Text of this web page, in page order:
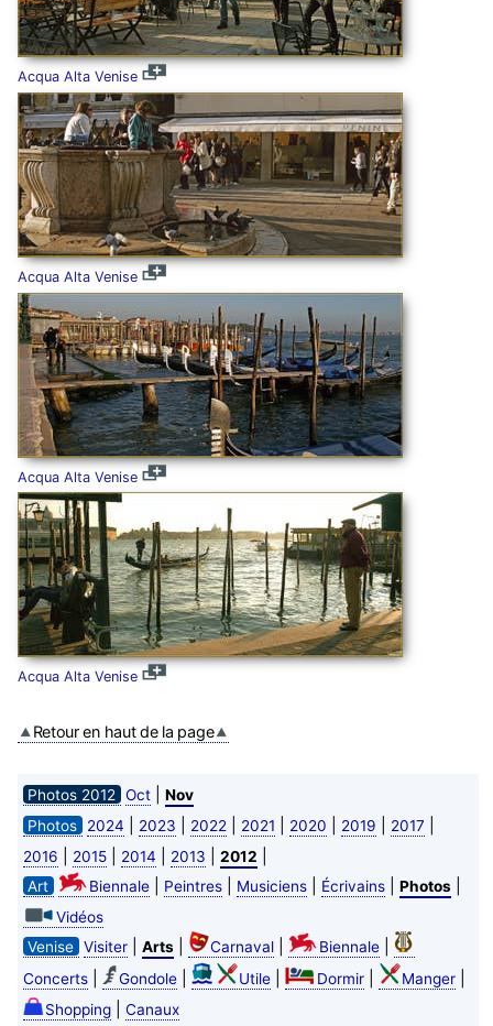
Acqua Alta Venise
Acqua Alta Venise
Acqua Alta Venise
Acqua Alta Venise
Retour en haut de la page
Photos 2012 Oct| Nov
Photos
2024 2023 2022| 2021 2020 2019 2017
2016 2015| 2014 2013 2012
Art Biennale| Peintres| Musiciens| Écrivains| Photos|
Vidéos
Venise Visiter| Arts| Carnaval| Biennale|
Concerts| Gondole| Utile| Dormir| Manger|
Shopping| Canaux